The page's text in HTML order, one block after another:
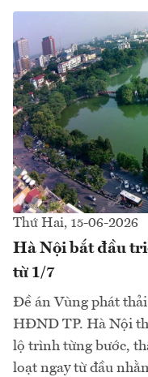
Thứ Hai, 15-06-2026
Hà Nội bắt đầu
từ 1/7
Đề án Vùng phát
HĐND TP. Hà Nội
lộ trình từng bước,
loạt ngay từ đầu